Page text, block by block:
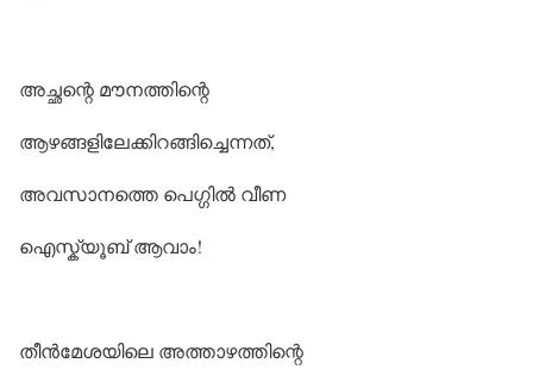
അച്ഛന്റെ മൗനത്തിന്റെ
ആഴങ്ങളിലേക്കിറങ്ങിച്ചെന്നത്,
അവസാനത്തെ പെഗ്ഗിൽ വീണ
ഐസ്ക്യൂബ് ആവാം!
തീൻമേശയിലെ അത്താഴത്തിന്റെ